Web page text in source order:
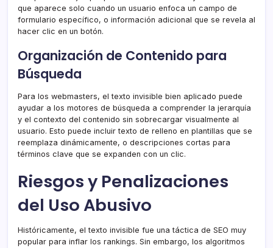
que aparece solo cuando un usuario enfoca un campo de
formulario específico, o información adicional que se revela al
hacer clic en un botón.
Organización de Contenido para
Búsqueda
Para los webmasters, el texto invisible bien aplicado puede
ayudar a los motores de búsqueda a comprender la jerarquía
y el contexto del contenido sin sobrecargar visualmente al
usuario. Esto puede incluir texto de relleno en plantillas que se
reemplaza dinámicamente, o descripciones cortas para
términos clave que se expanden con un clic.
Riesgos y Penalizaciones
del Uso Abusivo
Históricamente, el texto invisible fue una táctica de SEO muy
popular para inflar los rankings. Sin embargo, los algoritmos